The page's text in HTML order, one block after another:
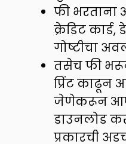
फी
क्रेडिट कार्ड,
गोष्टीचा
तसेच फी
प्रिंट काढून
जेणेकरून
डाउनलोड
प्रकारची